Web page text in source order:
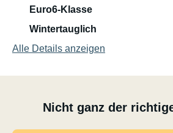
laden kann (perfekt fürs mobile
und Stecker, wo man auch hinsieht
- Kleine Küche im Bus mit einem
Duschkabine am Kofferraum
Euro6-Klasse
Wintertauglich
Alle Details anzeigen
Nicht ganz der